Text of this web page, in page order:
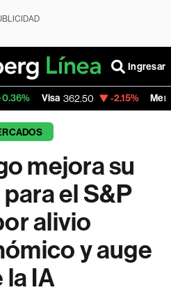
Ingresar
362.50 -2.15% MercadoLibre
mejora su
el S&P
alivio
y auge
la IA